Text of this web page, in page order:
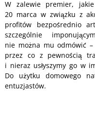
W zalewie premier,
20 marca w związku z
profitów bezpośrednio
szczególnie
nie można mu odmówić
przez co z pewnością
i nieraz usłyszymy go w
Do użytku domowego
entuzjastów.